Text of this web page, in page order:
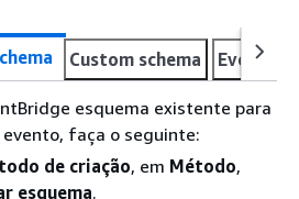
Custom schema Event
esquema existente para
faça o seguinte:
de criação, em Método,
esquema.